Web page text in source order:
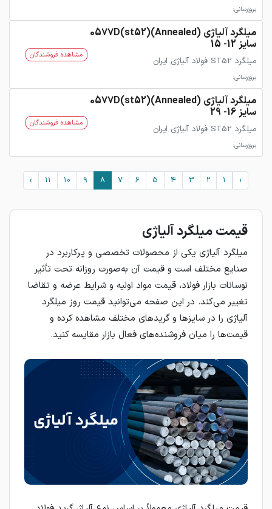
بروزرسانی:
میلگرد آلیاژی 0577D(st52)(Annealed)
سایز 12- 15
میلگرد ST52 فولاد آلیاژی ایران
بروزرسانی:
مشاهده فروشندگان
میلگرد آلیاژی 0577D(st52)(Annealed)
سایز 16- 29
میلگرد ST52 فولاد آلیاژی ایران
بروزرسانی:
مشاهده فروشندگان
‹
1
2
3
4
5
6
7
8
9
10
11
›
قیمت میلگرد آلیاژی
میلگرد آلیاژی یکی از محصولات تخصصی و پرکاربرد در
صنایع مختلف است و قیمت آن به‌صورت روزانه تحت تأثیر
نوسانات بازار فولاد، قیمت مواد اولیه و شرایط عرضه و تقاضا
تغییر می‌کند. در این صفحه می‌توانید قیمت روز میلگرد
آلیاژی را در سایزها و گریدهای مختلف مشاهده کرده و
قیمت‌ها را میان فروشنده‌های فعال بازار مقایسه کنید.